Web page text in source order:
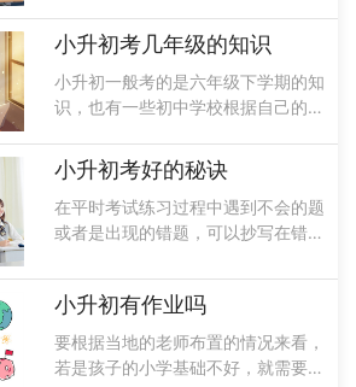
初中学习是非常重要的，小学基础打
好之后才能更好的学习初中的内容，
适当的进......
小升初考几年级的知识
小升初一般考的是六年级下学期的知
识，也有一些初中学校根据自己的情
下学期的期末考试，按照学校一学期
所学内容来考试，极少考到之前学的
知识，也不可能考初中知识。分班考
试多指在......
小升初考好的秘诀
在平时考试练习过程中遇到不会的题
或者是出现的错题，可以抄写在错题
题目，做错的题目，可以写一些重要
的句子公式，或者是定理一些相关知
识点，可以把它当做笔记本，也可以
写个人的......
小升初有作业吗
要根据当地的老师布置的情况来看，
若是孩子的小学基础不好，就需要把